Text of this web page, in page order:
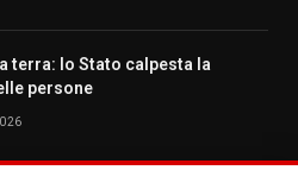
terra: lo Stato calpesta la
persone